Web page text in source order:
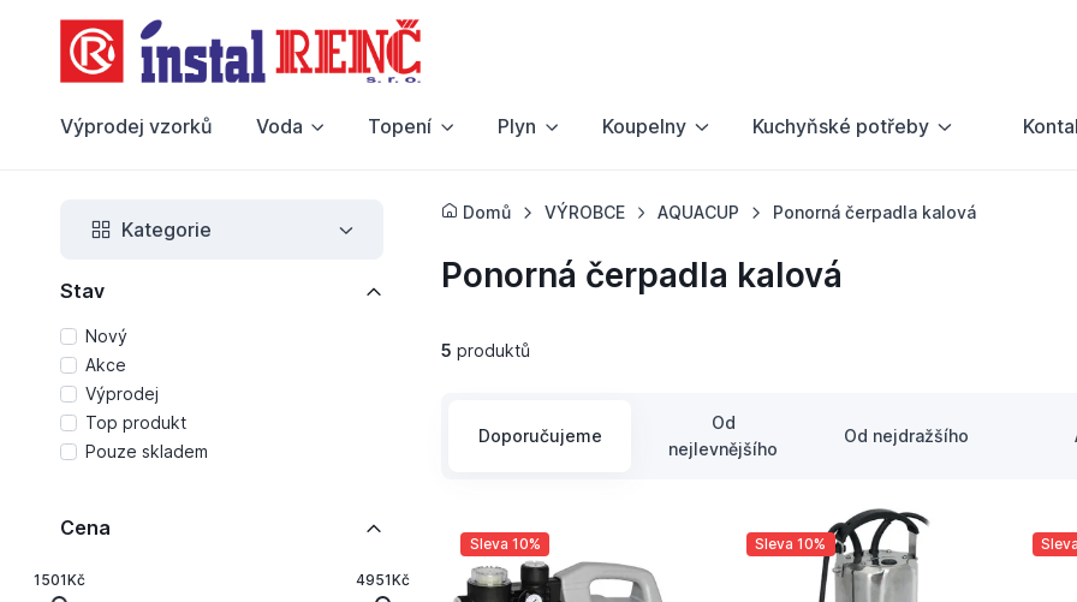
Výprodej vzorků Voda Topení Plyn Koupelny Kuchyňské potřeby
Kategorie
Stav
Nový
Akce
Výprodej
Top produkt
Pouze skladem
Cena
1501Kč 4951Kč
Domů VÝROBCE AQUACUP Ponorná čerpadla kalová
Ponorná čerpadla kalová
5 produktů
Doporučujeme
Od
nejlevnějšího
Od nejdražšího
Sleva 10% Sleva 10%